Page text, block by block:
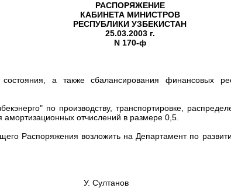
РАСПОРЯЖЕНИЕ
КАБИНЕТА МИНИСТРОВ
РЕСПУБЛИКИ УЗБЕКИСТАН
25.03.2003 г.
N 170-ф
а также сбалансирования финансовых
по производству, транспортировке,
отчислений в размере 0,5.
Распоряжения возложить на Департамент по
У. Султанов